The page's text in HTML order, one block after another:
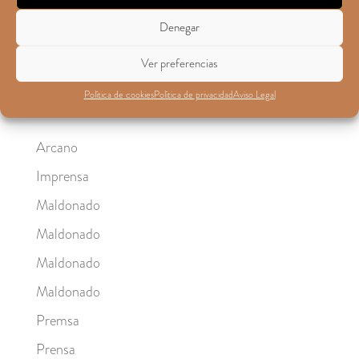
Denegar
Ver preferencias
Política de cookiesPolítica de privacidadAviso Legal
diciembre 2008
Categorías
Arcano
Imprensa
Maldonado
Maldonado
Maldonado
Maldonado
Premsa
Prensa